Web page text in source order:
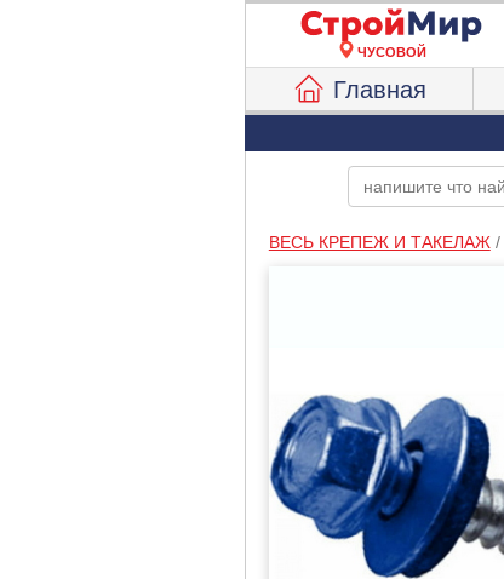
ЧУСОВОЙ
Главная
ВЕСЬ КРЕПЕЖ И ТАКЕЛАЖ/